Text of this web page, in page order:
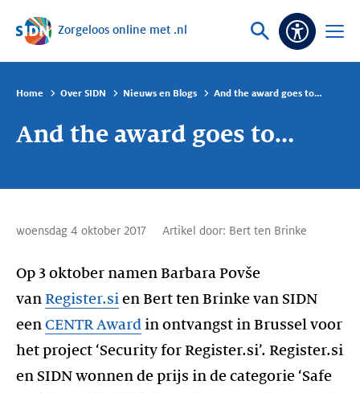
Sla navigatie over
Zorgeloos online met .nl
Vraag
Open
Home Over SIDN Nieuws en Blogs And the award goes to…
And the award goes to…
woensdag 4 oktober 2017 Artikel door: Bert ten Brinke
Op 3 oktober namen Barbara Povše
van Register.si en Bert ten Brinke van SIDN
een CENTR Award in ontvangst in Brussel voor
het project ‘Security for Register.si’. Register.si
en SIDN wonnen de prijs in de categorie ‘Safe